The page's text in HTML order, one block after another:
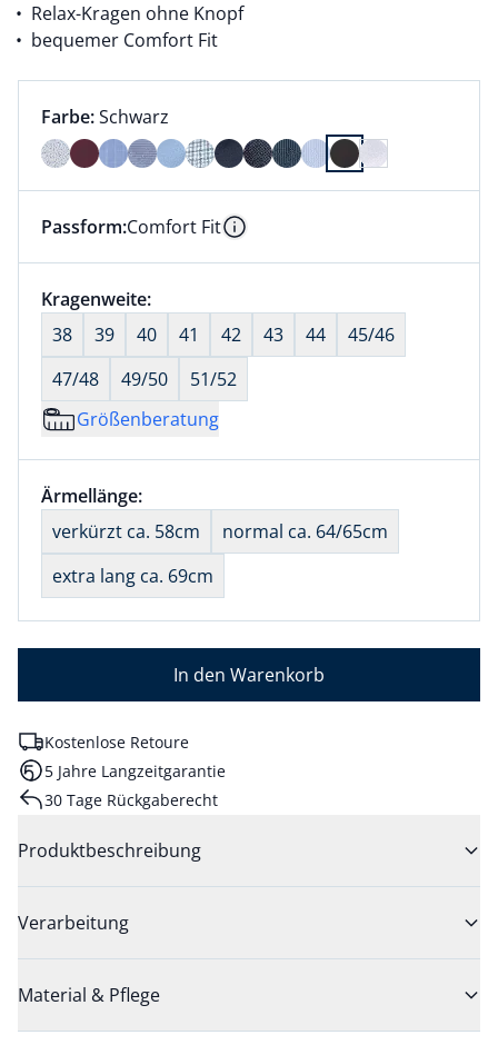
Relax-Kragen ohne Knopf
bequemer Comfort Fit
Farbauswahl:
Farbe:aktuell ausgewählt:
Schwarz
Farbe Schwarz ausgewählt
Dieser Artikel hat die Passform Comfort Fit. für
Passform:Comfort Fit Information
Größenauswahl:
Kragenweite:nichts ausgewählt
38
39 40 41 42 43 44
45/46
47/48
49/50
51/52
Größenberatung
Größenauswahl:
Ärmellänge:nichts ausgewählt
verkürzt ca. 58cm
normal ca. 64/65cm
extra lang ca. 69cm
In den Warenkorb
Kostenlose Retoure
5 Jahre Langzeitgarantie
30 Tage Rückgaberecht
Produktbeschreibung
Verarbeitung
Material & Pflege